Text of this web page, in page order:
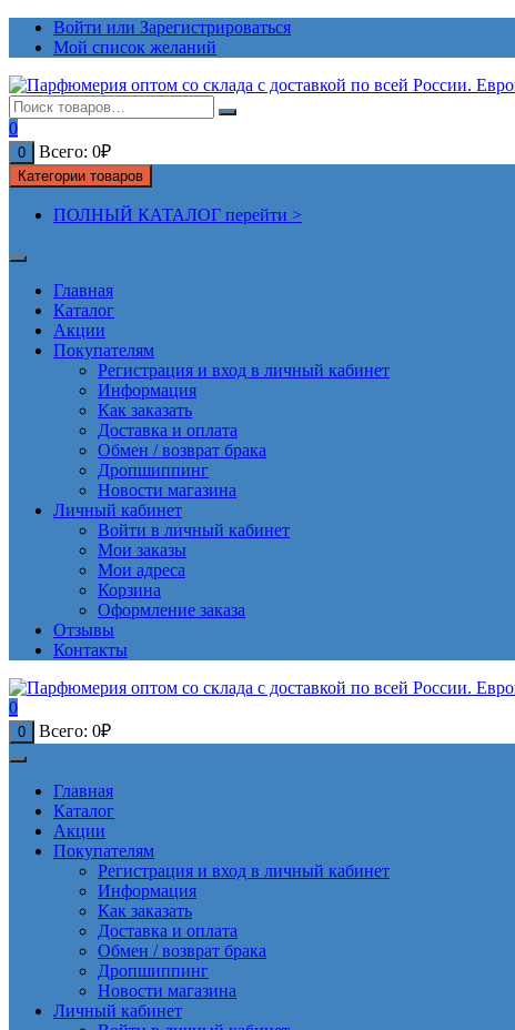
ПерейтиВойти или Зарегистрироваться
Мой список желаний
0
0 Всего: 0₽
Категории товаров
ПОЛНЫЙ КАТАЛОГ перейти >
Главная
Каталог
Акции
Покупателям
Регистрация и вход в личный кабинет
Информация
Как заказать
Доставка и оплата
Обмен / возврат брака
Дропшиппинг
Новости магазина
Личный кабинет
Войти в личный кабинет
Мои заказы
Мои адреса
Корзина
Оформление заказа
Отзывы
Контакты
0
0 Всего: 0₽
Главная
Каталог
Акции
Покупателям
Регистрация и вход в личный кабинет
Информация
Как заказать
Доставка и оплата
Обмен / возврат брака
Дропшиппинг
Новости магазина
Личный кабинет